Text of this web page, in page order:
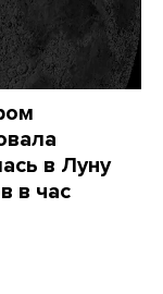
в Луну
в час